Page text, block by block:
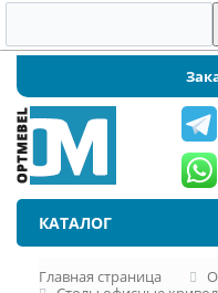
КАТАЛОГ
Главная страница